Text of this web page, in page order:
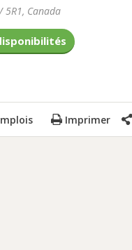
5R1, Canada
Imprimer